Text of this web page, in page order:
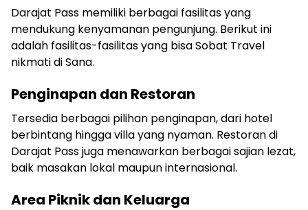
Darajat Pass memiliki berbagai fasilitas yang
mendukung kenyamanan pengunjung. Berikut ini
adalah fasilitas-fasilitas yang bisa Sobat Travel
nikmati di Sana.
Penginapan dan Restoran
Tersedia berbagai pilihan penginapan, dari hotel
berbintang hingga villa yang nyaman. Restoran di
Darajat Pass juga menawarkan berbagai sajian lezat,
baik masakan lokal maupun internasional.
Area Piknik dan Keluarga